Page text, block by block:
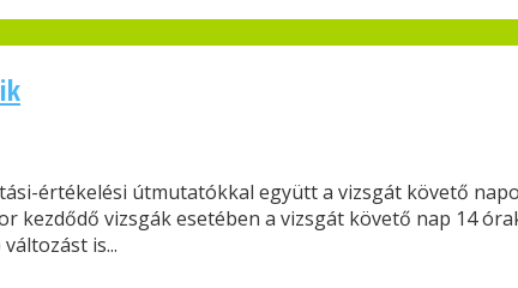
értékelési útmutatókkal együtt a vizsgát követő
kezdődő vizsgák esetében a vizsgát követő nap 14
is...